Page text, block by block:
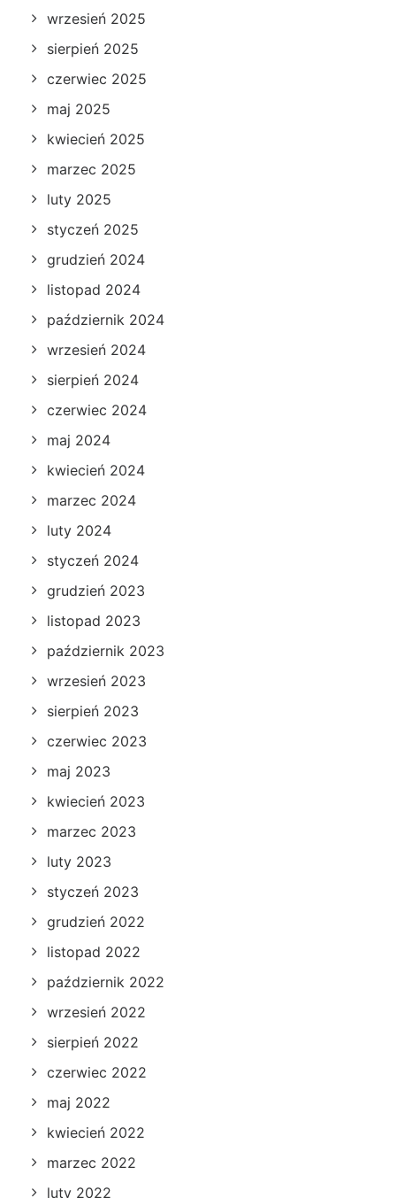
wrzesień 2025
sierpień 2025
czerwiec 2025
maj 2025
kwiecień 2025
marzec 2025
luty 2025
styczeń 2025
grudzień 2024
listopad 2024
październik 2024
wrzesień 2024
sierpień 2024
czerwiec 2024
maj 2024
kwiecień 2024
marzec 2024
luty 2024
styczeń 2024
grudzień 2023
listopad 2023
październik 2023
wrzesień 2023
sierpień 2023
czerwiec 2023
maj 2023
kwiecień 2023
marzec 2023
luty 2023
styczeń 2023
grudzień 2022
listopad 2022
październik 2022
wrzesień 2022
sierpień 2022
czerwiec 2022
maj 2022
kwiecień 2022
marzec 2022
luty 2022